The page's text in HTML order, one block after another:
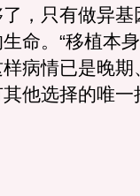
，只有做异基
命。“移植本
病情已是晚期
他选择的唯一